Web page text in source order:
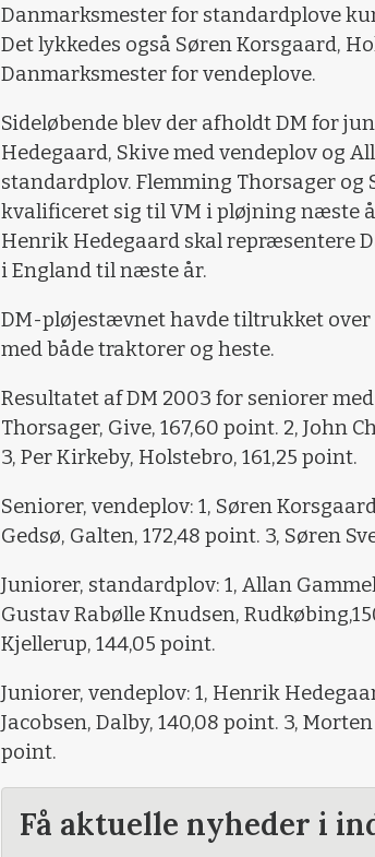
Danmarksmester for standardplove
Det lykkedes også Søren Korsgaard,
Danmarksmester for vendeplove.
Sideløbende blev der afholdt DM for
Hedegaard, Skive med vendeplov og
standardplov. Flemming Thorsager og
kvalificeret sig til VM i pløjning næste
Henrik Hedegaard skal repræsentere
i England til næste år.
DM-pløjestævnet havde tiltrukket over
med både traktorer og heste.
Resultatet af DM 2003 for seniorer
Thorsager, Give, 167,60 point. 2, John
3, Per Kirkeby, Holstebro, 161,25 point.
Seniorer, vendeplov: 1, Søren
Gedsø, Galten, 172,48 point. 3, Søren
Juniorer, standardplov: 1, Allan
Gustav Rabølle Knudsen,
Kjellerup, 144,05 point.
Juniorer, vendeplov: 1, Henrik
Jacobsen, Dalby, 140,08 point. 3,
point.
Få aktuelle nyheder i